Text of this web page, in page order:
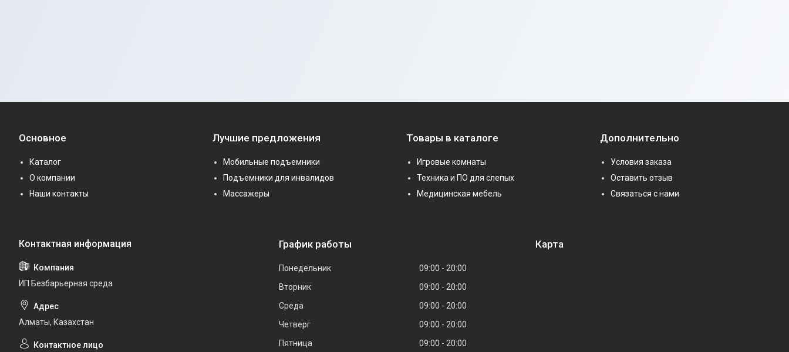
Основное
Каталог
О компании
Наши контакты
Лучшие предложения
Мобильные подъемники
Подъемники для инвалидов
Массажеры
Товары в каталоге
Игровые комнаты
Техника и ПО для слепых
Медицинская мебель
Дополнительно
Условия заказа
Оставить отзыв
Связаться с нами
ИП Безбарьерная среда
Алматы, Казахстан
График работы
Понедельник 09:00
20:00
Вторник
09:00
20:00
Среда
09:00
20:00
Четверг
09:00
20:00
Пятница
09:00 20:00
Карта